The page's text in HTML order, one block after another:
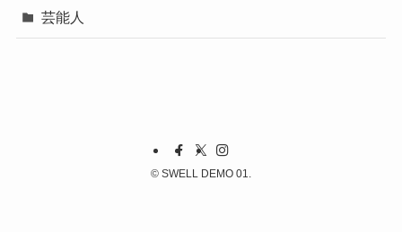
芸能人
© SWELL DEMO 01.